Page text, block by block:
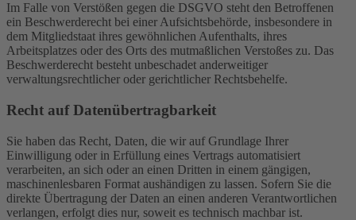
Im Falle von Verstößen gegen die DSGVO steht den Betroffenen
ein Beschwerderecht bei einer Aufsichtsbehörde, insbesondere in
dem Mitgliedstaat ihres gewöhnlichen Aufenthalts, ihres
Arbeitsplatzes oder des Orts des mutmaßlichen Verstoßes zu. Das
Beschwerderecht besteht unbeschadet anderweitiger
verwaltungsrechtlicher oder gerichtlicher Rechtsbehelfe.
Recht auf Daten­übertrag­barkeit
Sie haben das Recht, Daten, die wir auf Grundlage Ihrer
Einwilligung oder in Erfüllung eines Vertrags automatisiert
verarbeiten, an sich oder an einen Dritten in einem gängigen,
maschinenlesbaren Format aushändigen zu lassen. Sofern Sie die
direkte Übertragung der Daten an einen anderen Verantwortlichen
verlangen, erfolgt dies nur, soweit es technisch machbar ist.